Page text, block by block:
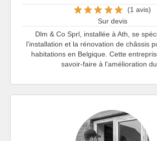
(1 avis)
Sur devis
Dlm & Co Sprl, installée à Ath, se
l'installation et la rénovation de châssis
habitations en Belgique. Cette
savoir-faire à l'amélioration